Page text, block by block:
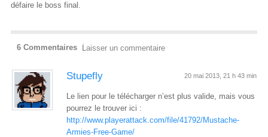
défaire le boss final.
6 Commentaires Laisser un commentaire
Stupefly 20 mai 2013, 21 h 43 min
Le lien pour le télécharger n’est plus valide, mais vous
pourrez le trouver ici :
http://www.playerattack.com/file/41792/Mustache-
Armies-Free-Game/